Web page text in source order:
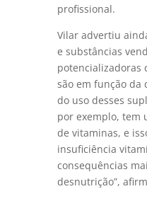
profissional.
Vilar advertiu
e substâncias
potencializadoras
são em função da
do uso desses
por exemplo, tem
de vitaminas, e
insuficiência
consequências
desnutrição”,